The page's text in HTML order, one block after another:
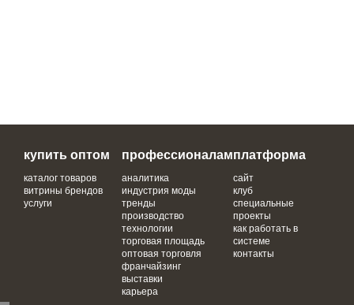
купить оптом
каталог товаров
витрины брендов
услуги
профессионалам
аналитика
индустрия моды
тренды
производство
технологии
торговая площадь
оптовая торговля
франчайзинг
выставки
карьера
платформа
сайт
клуб
специальные
проекты
как работать в
системе
контакты